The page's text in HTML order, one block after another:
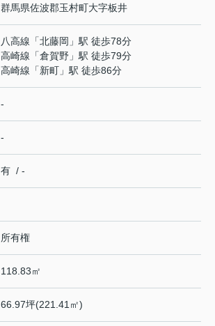
群馬県佐波郡玉村町大字板井
八高線 「北藤岡 」駅 徒歩78分
高崎線 「倉賀野 」駅 徒歩79分
高崎線 「新町 」駅 徒歩86分
-
-
有 / -
所有権
118.83㎡
66.97坪(221.41㎡)